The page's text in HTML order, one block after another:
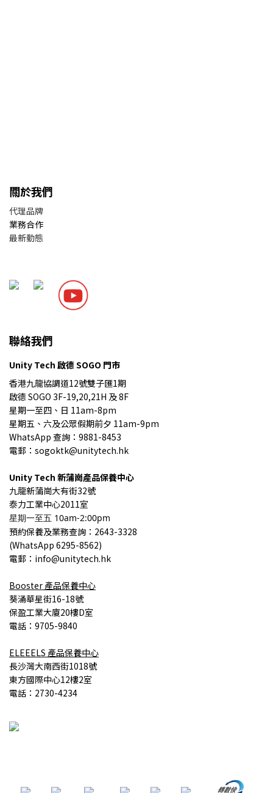
關於我們
代理品牌
業務合作
最新動態
聯絡我們
Unity Tech 啟德 SOGO 門市
香港九龍協調道12號雙子匯1期
啟德 SOGO 3F-19,20,21H 及 8F
星期一至四、日 11am-8pm
星期五、六及公眾假期前夕 11am-9pm
WhatsApp 查詢：9881-8453
電郵：sogoktk@unitytech.hk
Unity Tech 新蒲崗產品保養中心
九龍新蒲崗大有街32號
泰力工業中心2011室
星期一至五 10am-2:00pm
預約保養及業務查詢 ：2643-3328
(WhatsApp 6295-8562)
電郵：info@unitytech.hk
Booster 產品保養中心
葵涌華星街16-18號
保盈工業大廈20樓D室
電話：9705-9840
ELEEELS 產品保養中心
長沙灣大南西街1018號
東方國際中心12樓2室
電話：2730-4234